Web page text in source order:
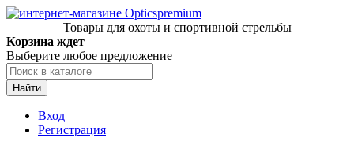
Товары для охоты и спортивной стрельбы
Корзина ждет
Выберите любое предложение
Найти
Вход
Регистрация